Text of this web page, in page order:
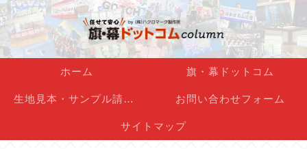
ホーム 旗・幕ドットコム
生地見本・サンプル請求フォーム お問い合わせフォーム
サイトマップ